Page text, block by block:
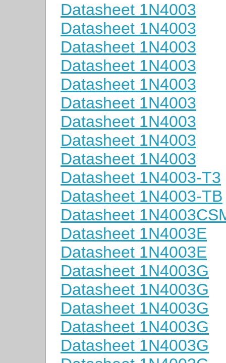
Datasheet 1N4003
Datasheet 1N4003
Datasheet 1N4003
Datasheet 1N4003
Datasheet 1N4003
Datasheet 1N4003
Datasheet 1N4003
Datasheet 1N4003
Datasheet 1N4003
Datasheet 1N4003-T3
Datasheet 1N4003-TB
Datasheet
Datasheet 1N4003E
Datasheet 1N4003E
Datasheet 1N4003G
Datasheet 1N4003G
Datasheet 1N4003G
Datasheet 1N4003G
Datasheet 1N4003G